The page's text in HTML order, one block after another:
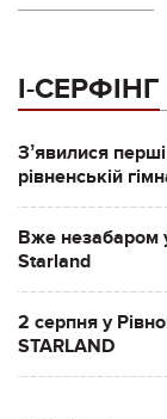
І-СЕРФІНГ
Зʼявилися
рівненській
Вже незабаром у
Starland
2 серпня у
STARLAND